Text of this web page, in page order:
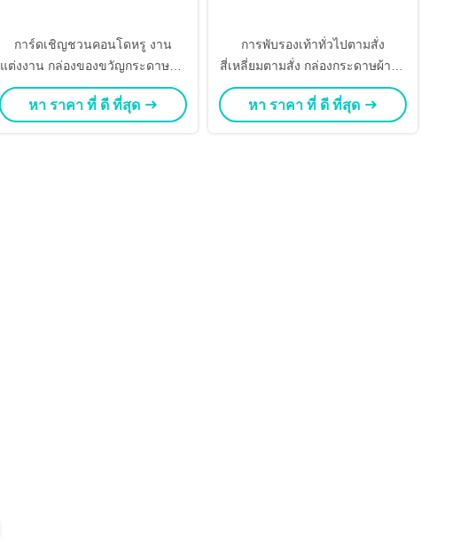
การ์ดเชิญชวนคอนโดหรู งาน
แต่งงาน กล่องของขวัญกระดาษชั้น
สูง พร้อมประตูเปิดสองกล่องบรรจุ
เครื่องสําอาง
หา ราคา ที่ ดี ที่สุด
การพับรองเท้าทั่วไปตามสั่ง
สี่เหลี่ยมตามสั่ง กล่องกระดาษผ้าสีดํ
าเปล่า
หา ราคา ที่ ดี ที่สุด